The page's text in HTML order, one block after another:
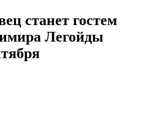
станет гостем
Легойды